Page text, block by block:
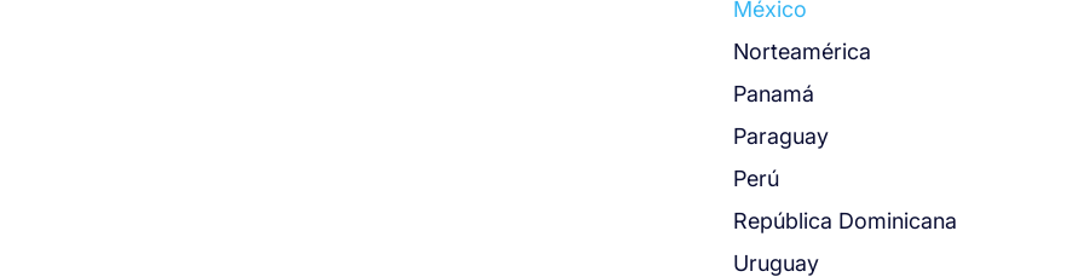
México
Norteamérica
Panamá
Paraguay
Perú
República Dominicana
Uruguay